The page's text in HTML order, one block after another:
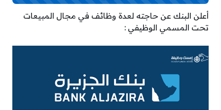
أعلن البنك عن حاجته لعدة وظائف في مجال المبيعات
تحت المسمي الوظيفي :